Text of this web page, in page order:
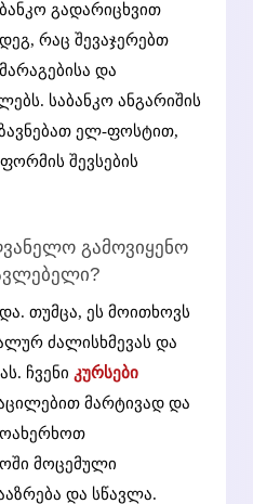
გადარიცხვით
რაც შევაჯერებთ
და
საბანკო ანგარიშის
ელ-ფოსტით,
შევსების
გამოვიყენო
თუმცა, ეს მოითხოვს
ძალისხმევას და
ჩვენი კურსები
მარტივად და
მოცემული
და სწავლა.